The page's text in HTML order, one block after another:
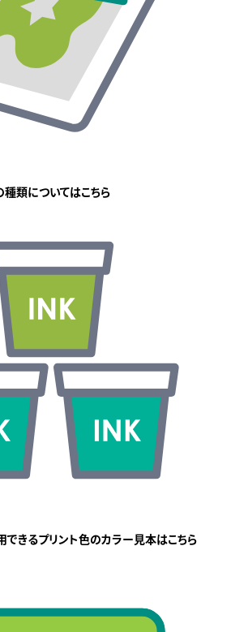
種類についてはこちら
できるプリント色のカラー見本はこちら